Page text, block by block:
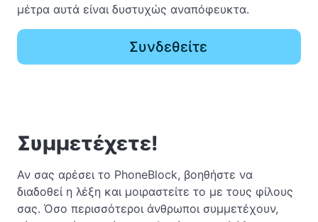
μέτρα αυτά είναι δυστυχώς αναπόφευκτα.
Συνδεθείτε
Συμμετέχετε!
Αν σας αρέσει το PhoneBlock, βοηθήστε να
διαδοθεί η λέξη και μοιραστείτε το με τους φίλους
σας. Όσο περισσότεροι άνθρωποι συμμετέχουν,